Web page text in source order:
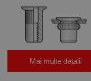
Mai multe detalii